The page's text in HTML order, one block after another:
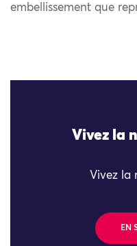
embellissement que
Vivez la
Vivez la
EN